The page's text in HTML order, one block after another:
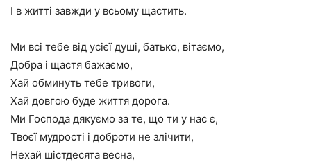
І в житті завжди у всьому щастить.
Ми всі тебе від усієї душі, батько, вітаємо,
Добра і щастя бажаємо,
Хай обминуть тебе тривоги,
Хай довгою буде життя дорога.
Ми Господа дякуємо за те, що ти у нас є,
Твоєї мудрості і доброти не злічити,
Нехай шістдесята весна,